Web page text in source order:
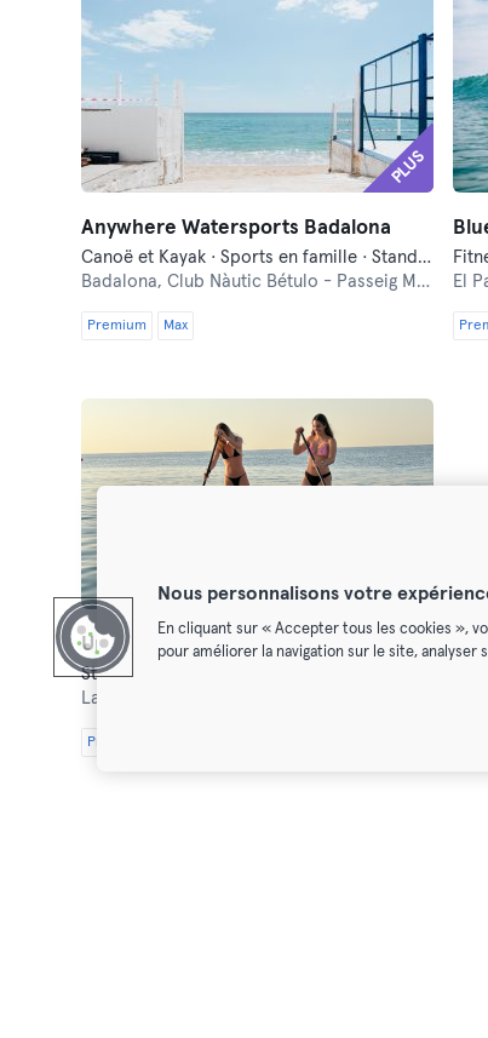
PLUS
Anywhere Watersports Badalona
Canoë et Kayak · Sports en famille · Stand Up Paddle · Surf · Yoga
Badalona,Club Nàutic Bétulo - Passeig Marítim S/N
Premium Max
El
Ungravity SUP & Surf School
Stand Up Paddle
La Barceloneta,
Premium
Nous personnalisons votre
En cliquant sur « Accepter tous les cookies »,
pour améliorer la navigation sur le site,